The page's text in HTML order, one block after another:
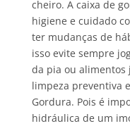
cheiro. A caixa de
higiene e cuidado
ter mudanças de
isso evite sempre
da pia ou alimentos
limpeza preventiva
Gordura. Pois é
hidráulica de um